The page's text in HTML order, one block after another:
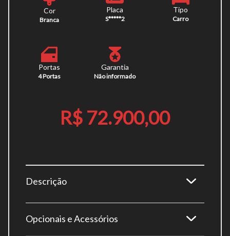
Cor
Branca
Placa
S*****2
Tipo
Carro
Portas
4 Portas
Garantia
Não informado
R$ 72.900,00
Descrição
Opcionais e Acessórios